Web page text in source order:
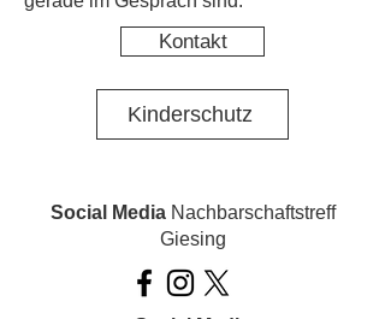
Kontakt
Kinderschutz
Social MediaNachbarschaftstreff
Giesing